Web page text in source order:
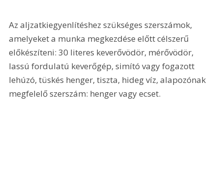
Az aljzatkiegyenlítéshez szükséges szerszámok,
amelyeket a munka megkezdése előtt célszerű
előkészíteni: 30 literes keverővödör, mérővödör,
lassú fordulatú keverőgép, simító vagy fogazott
lehúzó, tüskés henger, tiszta, hideg víz, alapozónak
megfelelő szerszám: henger vagy ecset.